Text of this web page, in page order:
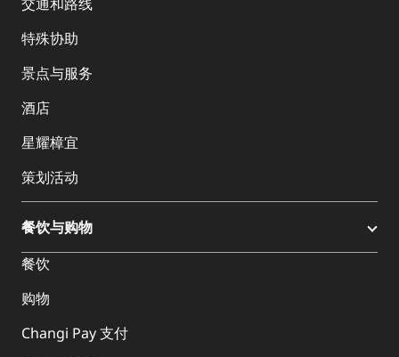
特殊协助
景点与服务
酒店
星耀樟宜
策划活动
餐饮与购物
餐饮
购物
Changi Pay 支付